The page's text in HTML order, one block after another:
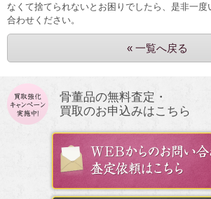
なくて捨てられないとお困りでしたら、是非一
合わせください。
« 一覧へ戻る
骨董品の無料査定・
買取のお申込みはこちら